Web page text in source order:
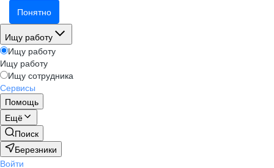
Понятно
Ищу работу
Ищу работу
Ищу работу
Ищу сотрудника
Сервисы
Помощь
Ещё
Поиск
Березники
Войти